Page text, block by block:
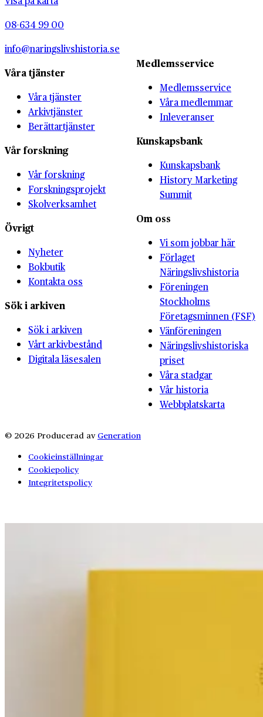
08-634 99 00
info@naringslivshistoria.se
Våra tjänster
Våra tjänster
Arkivtjänster
Berättartjänster
Vår forskning
Vår forskning
Forskningsprojekt
Skolverksamhet
Övrigt
Nyheter
Bokbutik
Kontakta oss
Sök i arkiven
Sök i arkiven
Vårt arkivbestånd
Digitala läsesalen
Medlemsservice
Medlemsservice
Våra medlemmar
Inleveranser
Kunskapsbank
Kunskapsbank
History Marketing
Summit
Om oss
Vi som jobbar här
Förlaget
Näringslivshistoria
Föreningen
Stockholms
Företagsminnen (FSF)
Vänföreningen
Näringslivshistoriska
priset
Våra stadgar
Vår historia
Webbplatskarta
© 2026 Producerad av Generation
Cookieinställningar
Cookiepolicy
Integritetspolicy